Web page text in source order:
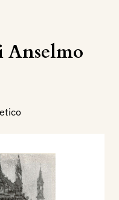
Anselmo